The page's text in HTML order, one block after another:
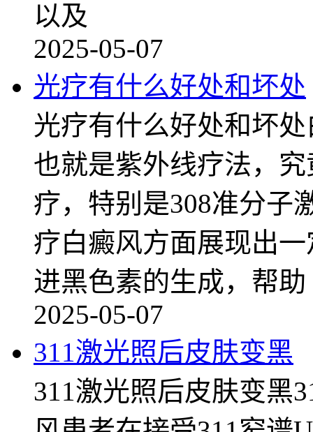
以及
2025-05-07
光疗有什么好处和坏处
光疗有什么好处和坏
也就是紫外线疗法，
疗，特别是308准分子
疗白癜风方面展现出
进黑色素的生成，帮助
2025-05-07
311激光照后皮肤变黑
311激光照后皮肤变黑